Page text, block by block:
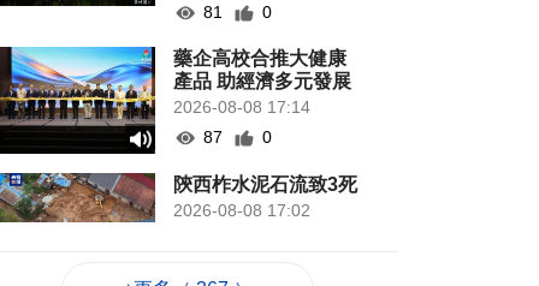
81
0
藥企高校合推大健康
產品 助經濟多元發展
2026-08-08 17:14
87
0
陝西柞水泥石流致3死
2026-08-08 17:02